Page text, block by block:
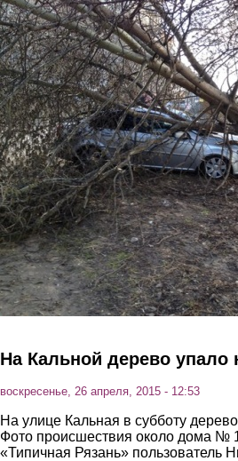
Перейти к основному содержанию
На Кальной дерево упало
воскресенье, 26 апреля, 2015 - 12:53
На улице Кальная в субботу
Фото происшествия около дома №
«Типичная Рязань» пользователь